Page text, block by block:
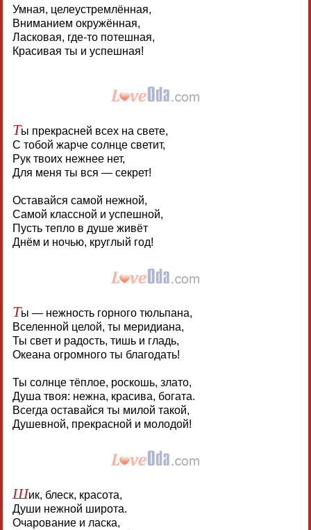
Умная, целеустремлённая,
Вниманием окружённая,
Ласковая, где-то потешная,
Красивая ты и успешная!
Ты прекрасней всех на свете,
С тобой жарче солнце светит,
Рук твоих нежнее нет,
Для меня ты вся — секрет!
Оставайся самой нежной,
Самой классной и успешной,
Пусть тепло в душе живёт
Днём и ночью, круглый год!
Ты — нежность горного тюльпана,
Вселенной целой, ты меридиана,
Ты свет и радость, тишь и гладь,
Океана огромного ты благодать!
Ты солнце тёплое, роскошь, злато,
Душа твоя: нежна, красива, богата.
Всегда оставайся ты милой такой,
Душевной, прекрасной и молодой!
Шик, блеск, красота,
Души нежной широта.
Очарование и ласка,